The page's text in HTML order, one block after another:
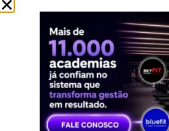
datas estratégicas (como
aulas) podem gerar um
aumentar a receita em
procura.
Resgate rápido:
Faça um